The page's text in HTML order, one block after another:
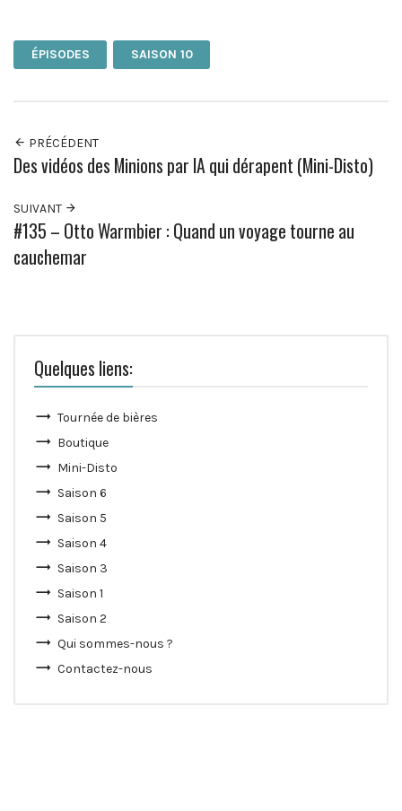
ÉPISODES SAISON 10
PRÉCÉDENT
Des vidéos des Minions par IA qui dérapent (Mini-Disto)
SUIVANT
#135 – Otto Warmbier : Quand un voyage tourne au
cauchemar
Quelques liens:
Tournée de bières
Boutique
Mini-Disto
Saison 6
Saison 5
Saison 4
Saison 3
Saison 1
Saison 2
Qui sommes-nous ?
Contactez-nous